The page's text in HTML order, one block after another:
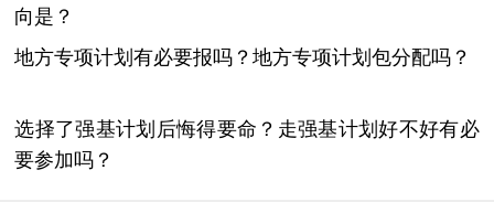
向是？
地方专项计划有必要报吗？地方专项计划包分配吗？
选择了强基计划后悔得要命？走强基计划好不好有必
要参加吗？